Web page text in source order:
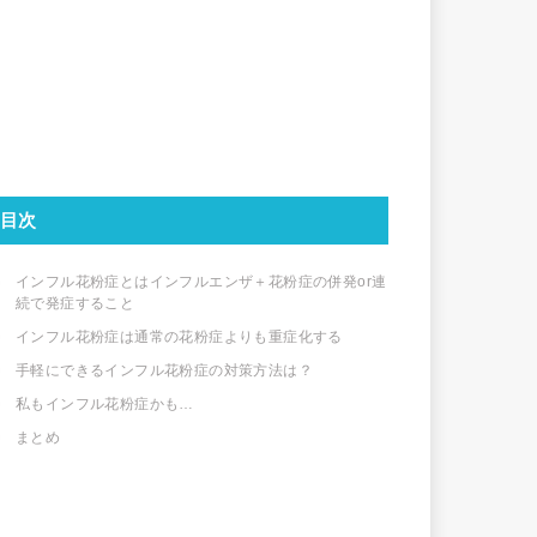
目次
インフル花粉症とはインフルエンザ＋花粉症の併発or連
続で発症すること
インフル花粉症は通常の花粉症よりも重症化する
手軽にできるインフル花粉症の対策方法は？
私もインフル花粉症かも…
まとめ